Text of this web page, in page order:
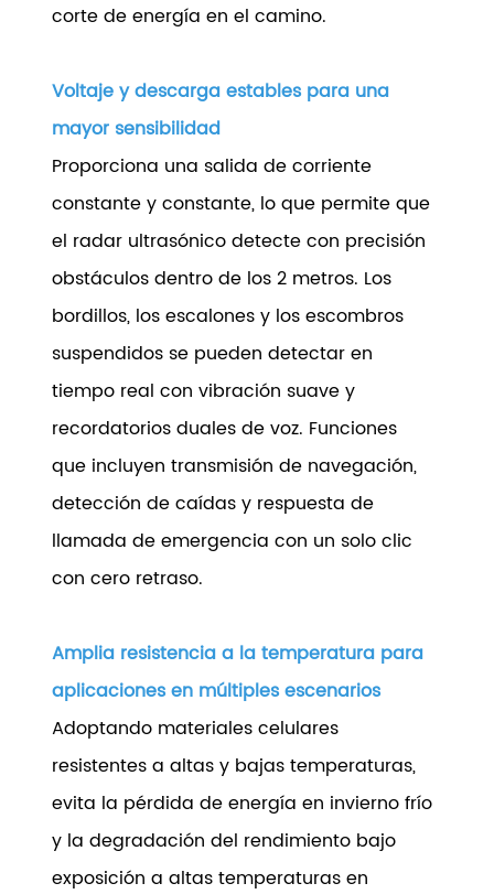
corte de energía en el camino.
Voltaje y descarga estables para una
mayor sensibilidad
Proporciona una salida de corriente
constante y constante, lo que permite que
el radar ultrasónico detecte con precisión
obstáculos dentro de los 2 metros. Los
bordillos, los escalones y los escombros
suspendidos se pueden detectar en
tiempo real con vibración suave y
recordatorios duales de voz. Funciones
que incluyen transmisión de navegación,
detección de caídas y respuesta de
llamada de emergencia con un solo clic
con cero retraso.
Amplia resistencia a la temperatura para
aplicaciones en múltiples escenarios
Adoptando materiales celulares
resistentes a altas y bajas temperaturas,
evita la pérdida de energía en invierno frío
y la degradación del rendimiento bajo
exposición a altas temperaturas en